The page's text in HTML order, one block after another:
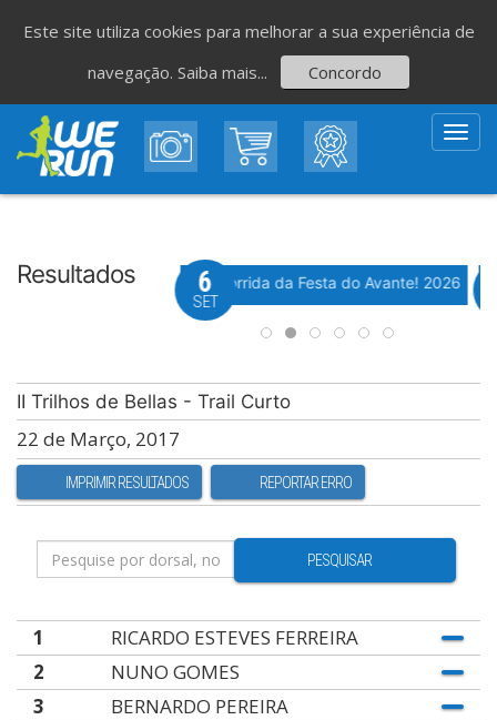
Resultados
de São Romão Evento WeTiming
37ª Corrida da Festa do Avante! 2026
6
SET
II Trilhos de Bellas - Trail Curto
22 de Março, 2017
IMPRIMIR RESULTADOS REPORTAR ERRO
PESQUISAR
1
RICARDO ESTEVES FERREIRA
2
NUNO GOMES
3
BERNARDO PEREIRA
Este site utiliza cookies para melhorar a sua experiência de
navegação. Saiba mais... Concordo